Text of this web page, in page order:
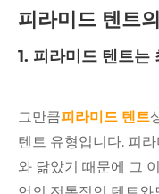
피라미드 텐트
1. 피라미드 텐트는
그만큼피라미드 텐트
텐트 유형입니다. 피
와 닮았기 때문에 그